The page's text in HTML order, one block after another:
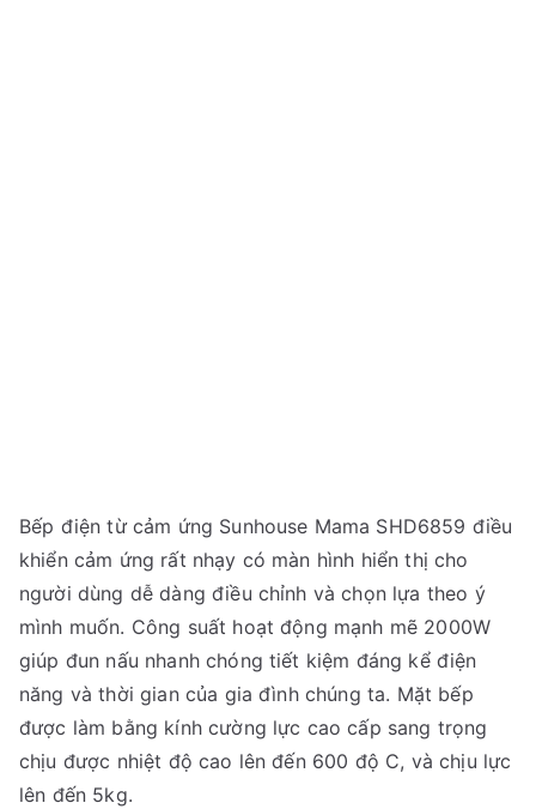
Bếp điện từ cảm ứng Sunhouse Mama SHD6859 điều
khiển cảm ứng rất nhạy có màn hình hiển thị cho
người dùng dễ dàng điều chỉnh và chọn lựa theo ý
mình muốn. Công suất hoạt động mạnh mẽ 2000W
giúp đun nấu nhanh chóng tiết kiệm đáng kể điện
năng và thời gian của gia đình chúng ta. Mặt bếp
được làm bằng kính cường lực cao cấp sang trọng
chịu được nhiệt độ cao lên đến 600 độ C, và chịu lực
lên đến 5kg.